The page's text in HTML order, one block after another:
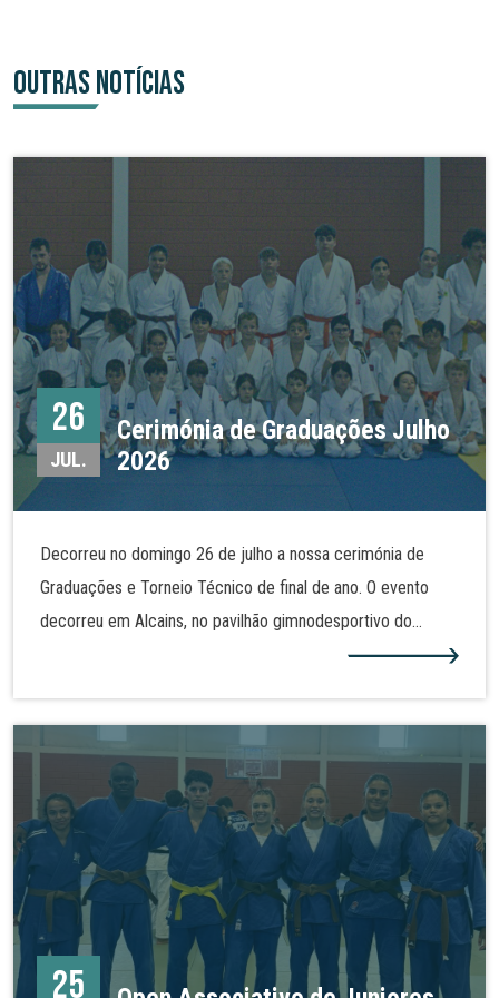
OUTRAS NOTÍCIAS
26
JUL.
Cerimónia de Graduações Julho
2026
Decorreu no domingo 26 de julho a nossa cerimónia de
Graduações e Torneio Técnico de final de ano. O evento
decorreu em Alcains, no pavilhão gimnodesportivo do
Agrupamento de Escola José Sanches e São Vicente da
graduação e demonstraram as técnicas de judo tanto no
solo como em pé. Mais fotos na nossa galeria!
25